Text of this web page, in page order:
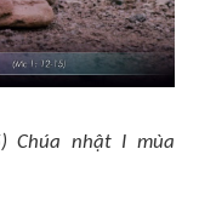
Chúa nhật I mùa